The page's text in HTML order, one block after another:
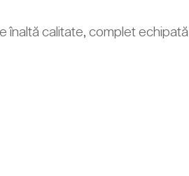
calitate, complet